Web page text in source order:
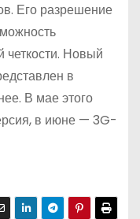
Его разрешение
четкости. Новый
в
В мае этого
в июне — 3G-